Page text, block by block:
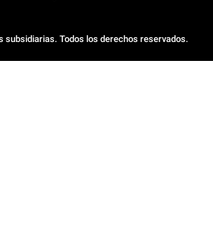
subsidiarias. Todos los derechos reservados.